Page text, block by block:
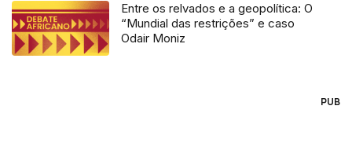
Entre os relvados e a geopolítica: O
“Mundial das restrições” e caso
Odair Moniz
PUB